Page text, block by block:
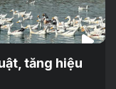
tăng hiệu